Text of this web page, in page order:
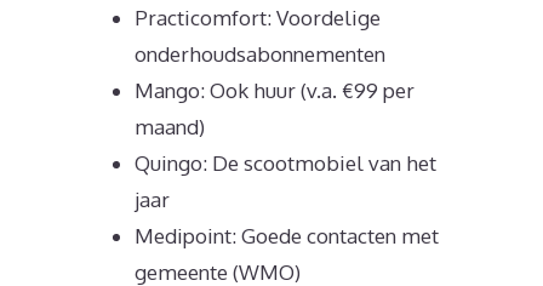
Practicomfort: Voordelige
onderhoudsabonnementen
Mango: Ook huur (v.a. €99 per
maand)
Quingo: De scootmobiel van het
jaar
Medipoint: Goede contacten met
gemeente (WMO)